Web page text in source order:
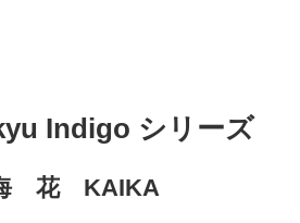
Indigo シリーズ
花 KAIKA